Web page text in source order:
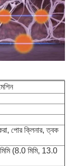
পোর ক্লিনার, ত্বক
(8.0 মিমি, 13.0